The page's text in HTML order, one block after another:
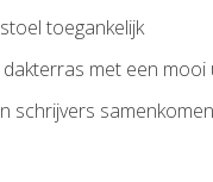
toegankelijk
met een mooi
schrijvers